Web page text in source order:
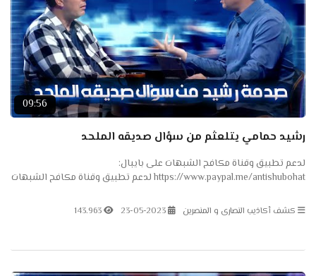
09:56
رشيد حمامي يتلعثم من سؤال صديقه الملحد
لدعم تطبيق وقناة مكافح الشبهات على بايبال:
https://www.paypal.me/antishubohat لدعم تطبيق وقناة مكافح الشبهات
فودافون...
كشف أكاذيب النصارى و المنصرين 23-05-2023
143.963